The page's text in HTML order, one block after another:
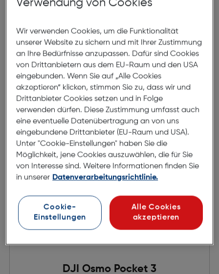
Preis nach Rabatts
€ 230,00
stattUrsprünglicher Preis
€ 299,00
in den Warenkorb
DJI Osmo Pocket 3
Verwendung von Cookies
Wir verwenden Cookies, um die Funktionalität
unserer Website zu sichern und mit Ihrer Zustimmung
an Ihre Bedürfnisse anzupassen. Dafür sind Cookies
von Drittanbietern aus dem EU-Raum und den USA
eingebunden. Wenn Sie auf „Alle Cookies
akzeptieren“ klicken, stimmen Sie zu, dass wir und
Drittanbieter Cookies setzen und in Folge
verwenden dürfen. Diese Zustimmung umfasst auch
eine eventuelle Datenübertragung an von uns
eingebundene Drittanbieter (EU-Raum und USA).
Unter "Cookie-Einstellungen" haben Sie die
Möglichkeit, jene Cookies auszuwählen, die für Sie
von Interesse sind. Weitere Informationen finden Sie
in unserer Datenverarbeitungsrichtlinie.
Cookie-
Einstellungen
Alle Cookies
akzeptieren